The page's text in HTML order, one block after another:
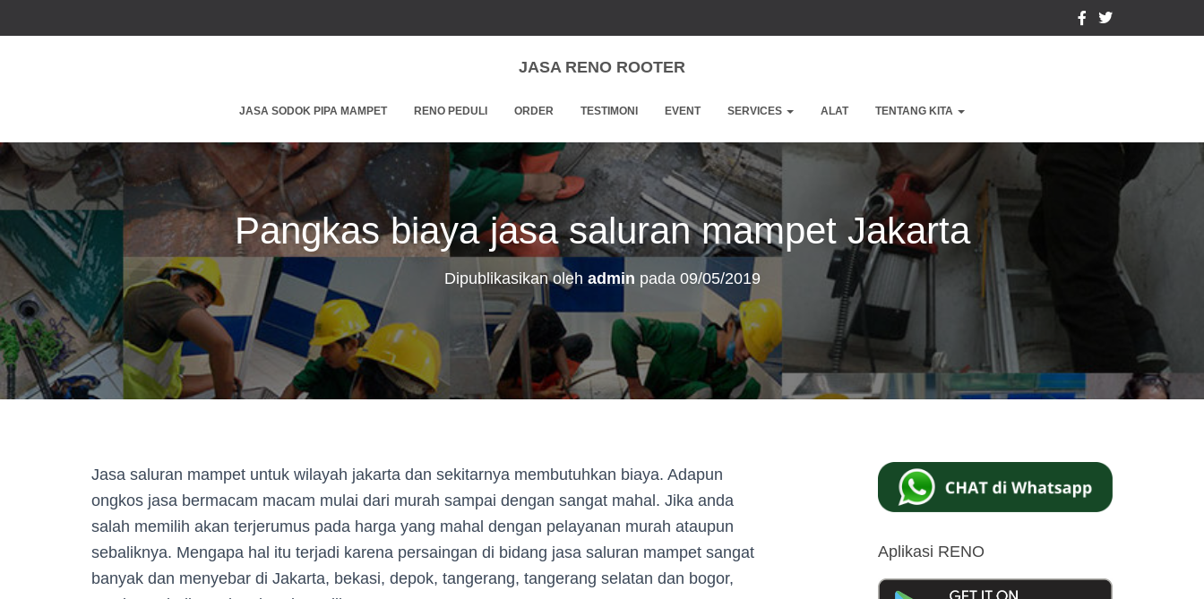
JASA RENO ROOTER
JASA SODOK PIPA MAMPET RENO PEDULI ORDER TESTIMONI EVENT SERVICES ALAT TENTANG KITA
Pangkas biaya jasa saluran mampet Jakarta
Dipublikasikan oleh admin pada 09/05/2019
Jasa saluran mampet untuk wilayah jakarta dan sekitarnya membutuhkan biaya. Adapun
ongkos jasa bermacam macam mulai dari murah sampai dengan sangat mahal. Jika anda
salah memilih akan terjerumus pada harga yang mahal dengan pelayanan murah ataupun
sebaliknya. Mengapa hal itu terjadi karena persaingan di bidang jasa saluran mampet sangat
banyak dan menyebar di Jakarta, bekasi, depok, tangerang, tangerang selatan dan bogor,
Aplikasi RENO